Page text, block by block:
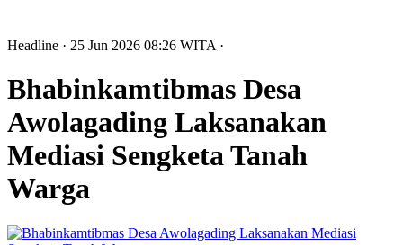
Headline · 25 Jun 2026 08:26 WITA ·
Bhabinkamtibmas Desa
Awolagading Laksanakan
Mediasi Sengketa Tanah
Warga